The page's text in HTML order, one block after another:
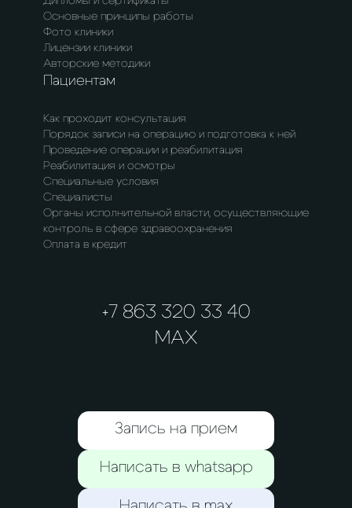
Основные принципы работы
Фото клиники
Лицензии клиники
Авторские методики
Пациентам
Как проходит консультация
Порядок записи на операцию и подготовка к ней
Проведение операции и реабилитация
Реабилитация и осмотры
Специальные условия
Специалисты
Органы исполнительной власти, осуществляющие
контроль в сфере здравоохранения
Оплата в кредит
+7 863 320 33 40
MAX
Запись на прием
Написать в whatsapp